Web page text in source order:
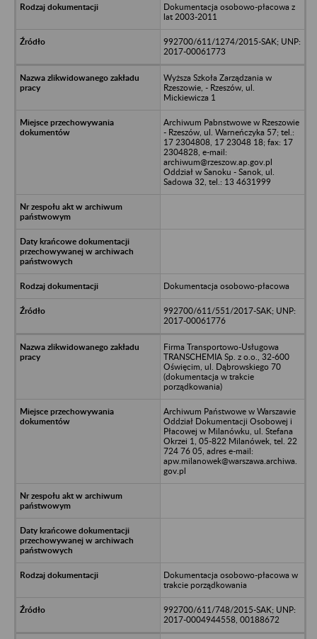
Dokumentacja osobowo-płacowa z
lat 2003-2011
992700/611/1274/2015-SAK; UNP:
2017-00061773
Wyższa Szkoła Zarządzania w
Rzeszowie, - Rzeszów, ul.
Mickiewicza 1
Archiwum Pabnstwowe w Rzeszowie
- Rzeszów, ul. Warneńczyka 57; tel.:
17 2304808, 17 23048 18; fax: 17
2304828, e-mail:
archiwum@rzeszow.ap.gov.pl
Oddział w Sanoku - Sanok, ul.
Sadowa 32, tel.: 13 4631999
Dokumentacja osobowo-płacowa
992700/611/551/2017-SAK; UNP:
2017-00061776
Firma Transportowo-Usługowa
TRANSCHEMIA Sp. z o.o., 32-600
Oświęcim, ul. Dąbrowskiego 70
(dokumentacja w trakcie
porządkowania)
Archiwum Państwowe w Warszawie
Oddział Dokumentacji Osobowej i
Płacowej w Milanówku, ul. Stefana
Okrzei 1, 05-822 Milanówek, tel. 22
724 76 05, adres e-mail:
apw.milanowek@warszawa.archiwa.
gov.pl
Dokumentacja osobowo-płacowa w
trakcie porządkowania
992700/611/748/2015-SAK; UNP:
2017-0004944558, 00188672